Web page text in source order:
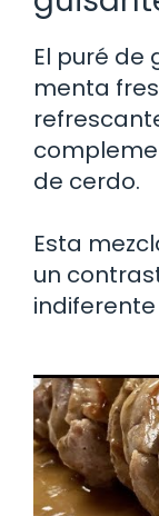
El puré de
menta
de cerdo.
Esta
un